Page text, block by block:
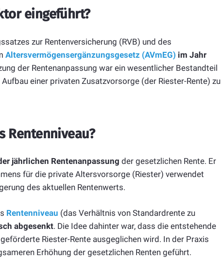
eingeführt?
zur Rentenversicherung (RVB) und des
Altersvermögensergänzungsgesetz (AVmEG) im Jahr
der Rentenanpassung war ein wesentlicher Bestandteil
einer privaten Zusatzvorsorge (der Riester-Rente) zu
Rentenniveau?
jährlichen Rentenanpassung der gesetzlichen Rente. Er
für die private Altersvorsorge (Riester) verwendet
des aktuellen Rentenwerts.
Rentenniveau (das Verhältnis von Standardrente zu
abgesenkt. Die Idee dahinter war, dass die entstehende
Riester-Rente ausgeglichen wird. In der Praxis
Erhöhung der gesetzlichen Renten geführt.